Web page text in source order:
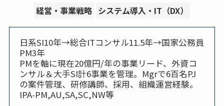
経営・事業戦略 システム導入・IT（DX）
日系SI10年→総合ITコンサル11.5年→国家公務員
PM3年
PMを軸に現在20億円/年の事業リード、外資コ
ンサル＆大手SI計6事業を管理。Mgrで6百名PJ
の案件管理、研修講師、採用、組織運営経験。
IPA-PM,AU,SA,SC,NW等